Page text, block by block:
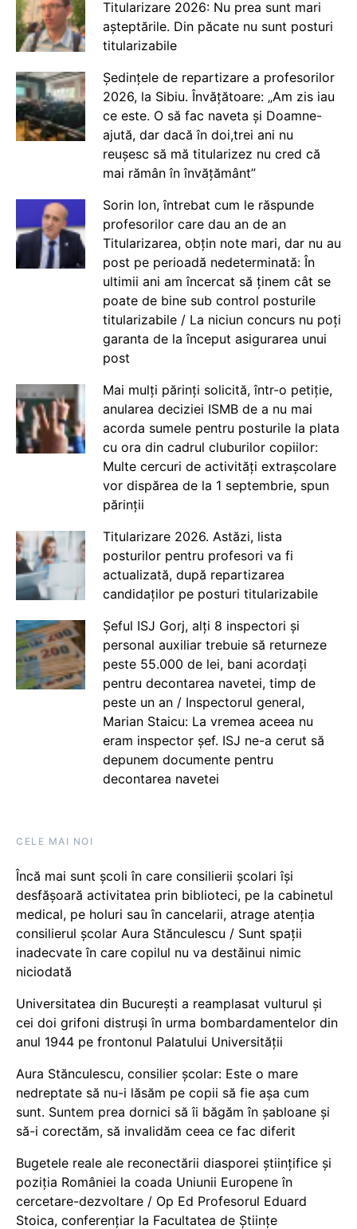
Titularizare 2026: Nu prea sunt mari
așteptările. Din păcate nu sunt posturi
titularizabile
Ședințele de repartizare a profesorilor
2026, la Sibiu. Învățătoare: „Am zis iau
ce este. O să fac naveta și Doamne-
ajută, dar dacă în doi,trei ani nu
reușesc să mă titularizez nu cred că
mai rămân în învățământ”
Sorin Ion, întrebat cum le răspunde
profesorilor care dau an de an
Titularizarea, obțin note mari, dar nu au
post pe perioadă nedeterminată: În
ultimii ani am încercat să ținem cât se
poate de bine sub control posturile
titularizabile / La niciun concurs nu poți
garanta de la început asigurarea unui
post
Mai mulți părinți solicită, într-o petiție,
anularea deciziei ISMB de a nu mai
acorda sumele pentru posturile la plata
cu ora din cadrul cluburilor copiilor:
Multe cercuri de activități extrașcolare
vor dispărea de la 1 septembrie, spun
părinții
Titularizare 2026. Astăzi, lista
posturilor pentru profesori va fi
actualizată, după repartizarea
candidaților pe posturi titularizabile
Șeful ISJ Gorj, alți 8 inspectori și
personal auxiliar trebuie să returneze
peste 55.000 de lei, bani acordați
pentru decontarea navetei, timp de
peste un an / Inspectorul general,
Marian Staicu: La vremea aceea nu
eram inspector șef. ISJ ne-a cerut să
depunem documente pentru
decontarea navetei
CELE MAI NOI
Încă mai sunt școli în care consilierii școlari își
desfășoară activitatea prin biblioteci, pe la cabinetul
medical, pe holuri sau în cancelarii, atrage atenția
consilierul școlar Aura Stănculescu / Sunt spații
inadecvate în care copilul nu va destăinui nimic
niciodată
Universitatea din București a reamplasat vulturul și
cei doi grifoni distruși în urma bombardamentelor din
anul 1944 pe frontonul Palatului Universității
Aura Stănculescu, consilier școlar: Este o mare
nedreptate să nu-i lăsăm pe copii să fie așa cum
sunt. Suntem prea dornici să îi băgăm în șabloane și
să-i corectăm, să invalidăm ceea ce fac diferit
Bugetele reale ale reconectării diasporei științifice și
poziția României la coada Uniunii Europene în
cercetare-dezvoltare / Op Ed Profesorul Eduard
Stoica, conferențiar la Facultatea de Științe